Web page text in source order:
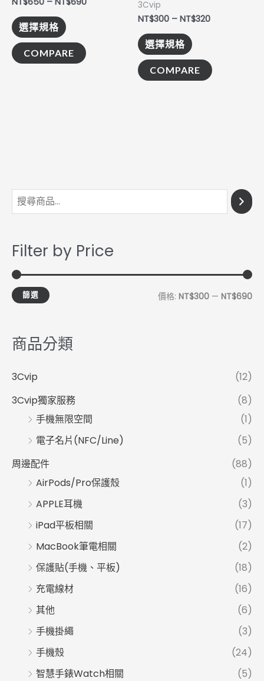
選擇規格
面
COMPARE
3Cvip
NT$300 – NT$320
選擇規格
品
選
COMPARE
Filter by Price
最最
篩選 價格: NT$300 — NT$690
商品分類
3Cvip
(12)
3Cvip獨家服務
(8)
手機無限空間
(1)
電子名片(NFC/Line)
(5)
周邊配件
(88)
AirPods/Pro保護殼
(1)
APPLE耳機
(3)
iPad平板相關
(17)
MacBook筆電相關
(2)
保護貼(手機、平板)
(18)
充電線材
(16)
其他
(6)
手機掛繩
(3)
手機殼
(24)
智慧手錶Watch相關
(5)